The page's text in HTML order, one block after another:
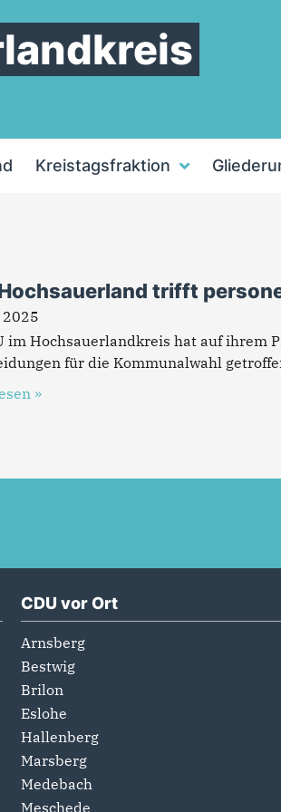
Kreistagsfraktion
trifft
2025
im Hochsauerlandkreis hat auf ihrem
für die Kommunalwahl
»
CDU vor Ort
Arnsberg
Bestwig
Brilon
Eslohe
Hallenberg
Marsberg
Medebach
Meschede